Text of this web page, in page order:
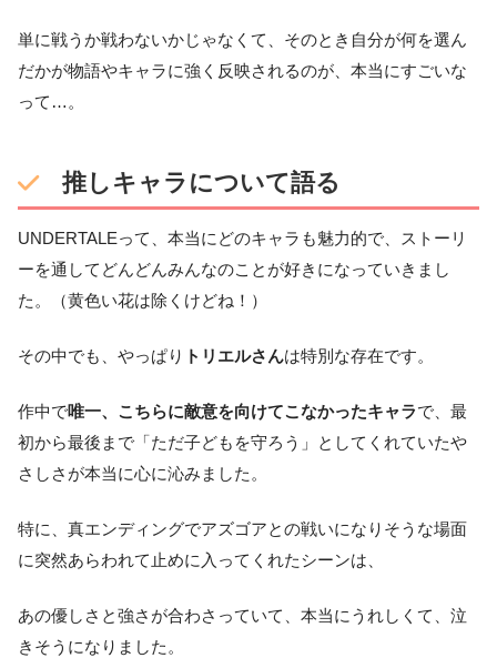
単に戦うか戦わないかじゃなくて、そのとき自分が何を選ん
だかが物語やキャラに強く反映されるのが、本当にすごいな
って…。
推しキャラについて語る
UNDERTALEって、本当にどのキャラも魅力的で、ストーリ
ーを通してどんどんみんなのことが好きになっていきまし
た。（黄色い花は除くけどね！）
その中でも、やっぱり トリエルさんは特別な存在です。
作中で唯一、こちらに敵意を向けてこなかったキャラで、最
初から最後まで「ただ子どもを守ろう」としてくれていたや
さしさが本当に心に沁みました。
特に、真エンディングでアズゴアとの戦いになりそうな場面
に突然あらわれて止めに入ってくれたシーンは、
あの優しさと強さが合わさっていて、本当にうれしくて、泣
きそうになりました。